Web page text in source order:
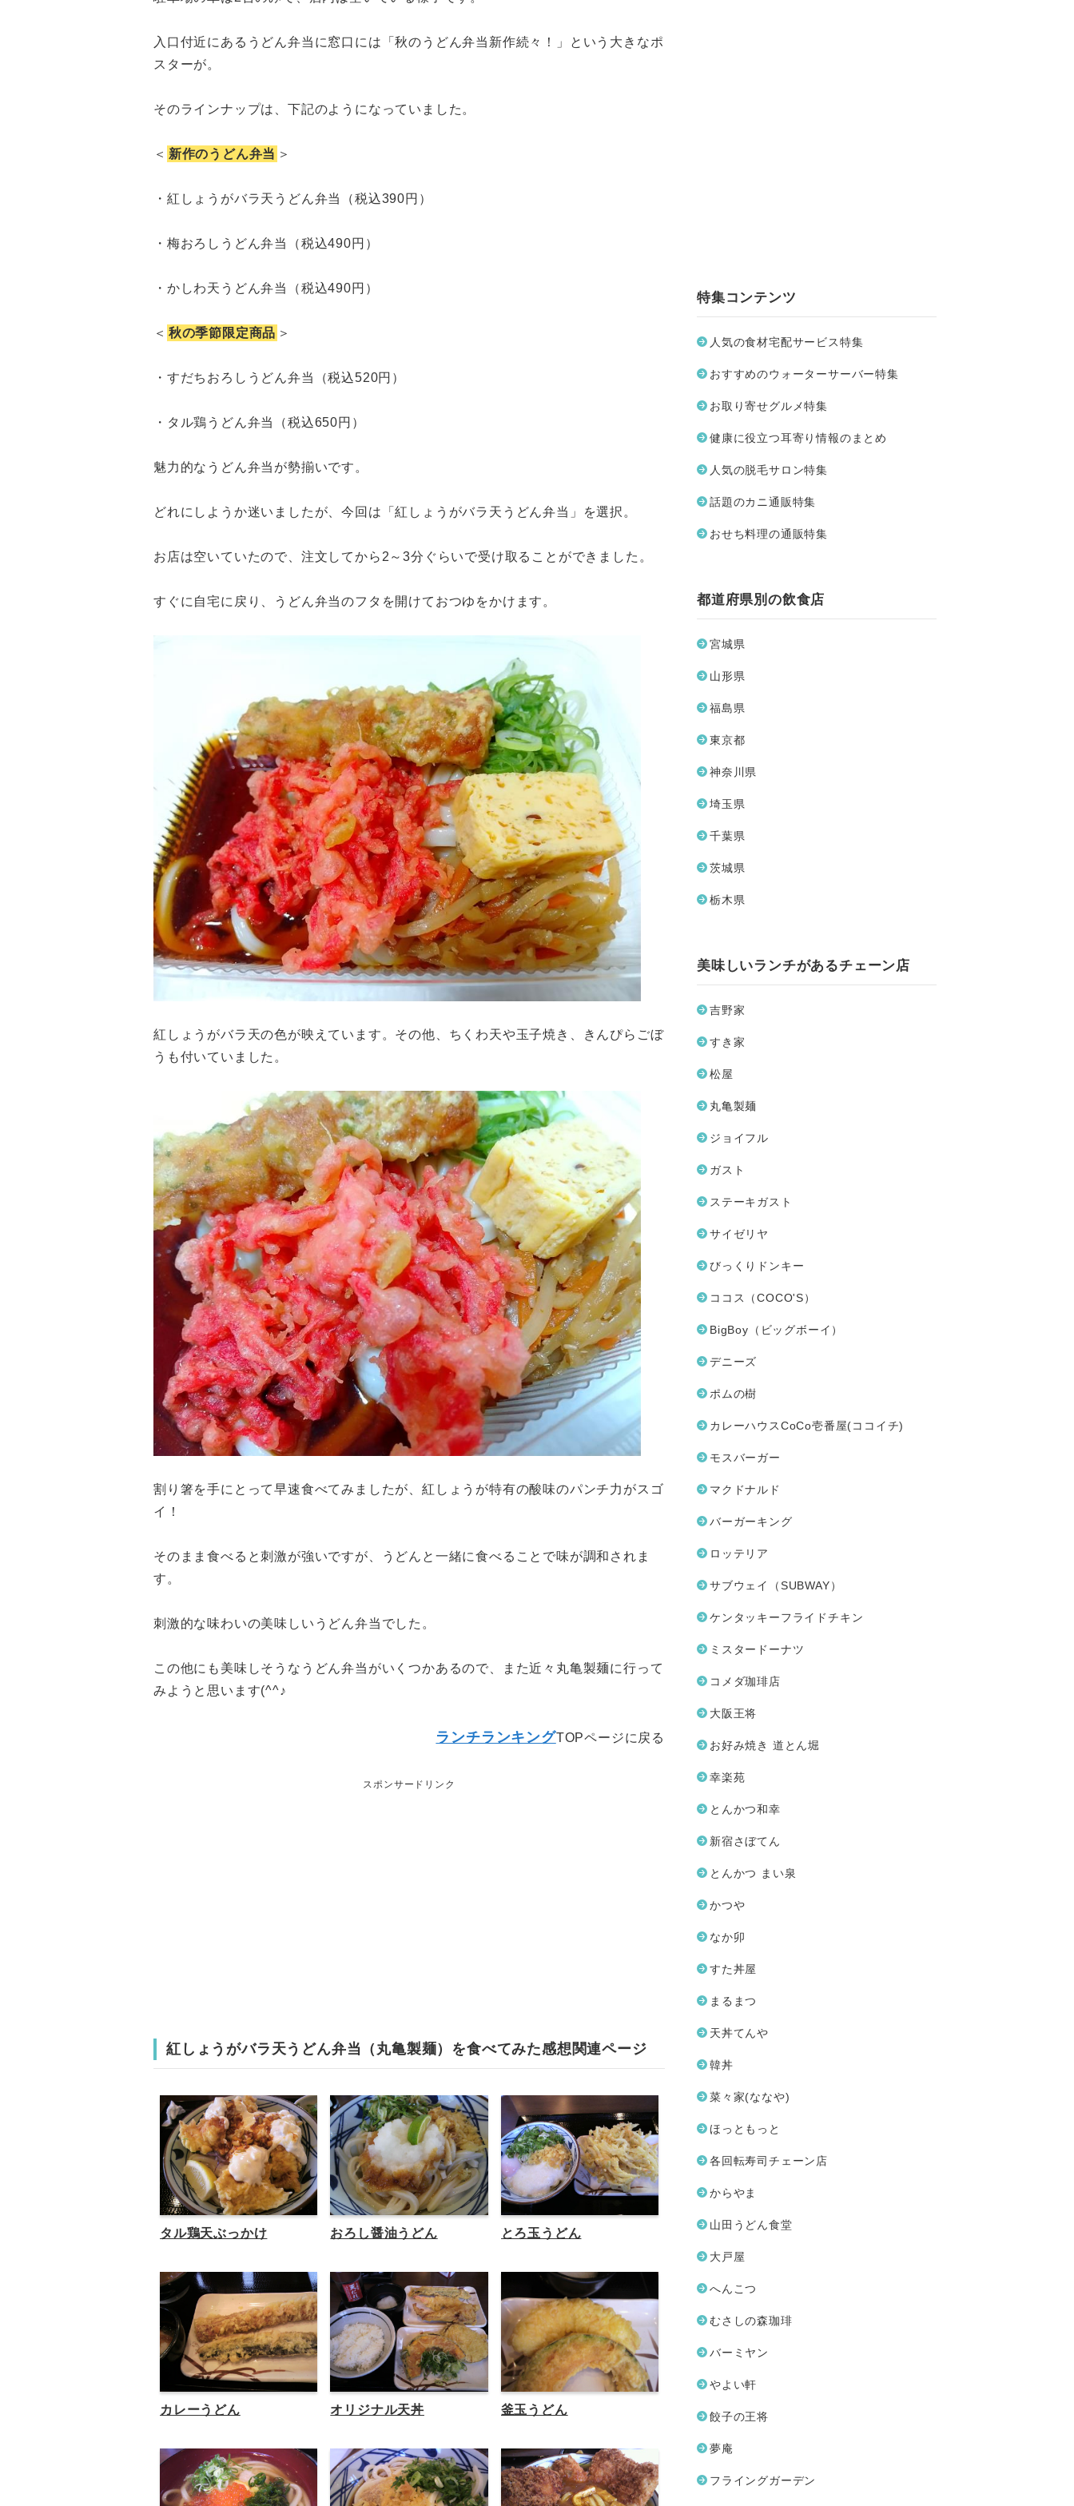
入口付近にあるうどん弁当に窓口には「秋のうどん弁当新作続々！」という大きなポ
スターが。
そのラインナップは、下記のようになっていました。
＜ 新作のうどん弁当 ＞
・紅しょうがバラ天うどん弁当（税込390円）
・梅おろしうどん弁当（税込490円）
・かしわ天うどん弁当（税込490円）
＜ 秋の季節限定商品 ＞
・すだちおろしうどん弁当（税込520円）
・タル鶏うどん弁当（税込650円）
魅力的なうどん弁当が勢揃いです。
どれにしようか迷いましたが、今回は「紅しょうがバラ天うどん弁当」を選択。
お店は空いていたので、注文してから2～3分ぐらいで受け取ることができました。
すぐに自宅に戻り、うどん弁当のフタを開けておつゆをかけます。
紅しょうがバラ天の色が映えています。その他、ちくわ天や玉子焼き、きんぴらごぼ
うも付いていました。
割り箸を手にとって早速食べてみましたが、紅しょうが特有の酸味のパンチ力がスゴ
イ！
そのまま食べると刺激が強いですが、うどんと一緒に食べることで味が調和されま
す。
刺激的な味わいの美味しいうどん弁当でした。
この他にも美味しそうなうどん弁当がいくつかあるので、また近々丸亀製麺に行って
みようと思います(^^♪
ランチランキングTOPページに戻る
スポンサードリンク
紅しょうがバラ天うどん弁当（丸亀製麺）を食べてみた感想関連ページ
タル鶏天ぶっかけ おろし醤油うどん とろ玉うどん
カレーうどん オリジナル天丼 釜玉うどん
特集コンテンツ
人気の食材宅配サービス特集
おすすめのウォーターサーバー特集
お取り寄せグルメ特集
健康に役立つ耳寄り情報のまとめ
人気の脱毛サロン特集
話題のカニ通販特集
おせち料理の通販特集
都道府県別の飲食店
宮城県
山形県
福島県
東京都
神奈川県
埼玉県
千葉県
茨城県
栃木県
美味しいランチがあるチェーン店
吉野家
すき家
松屋
丸亀製麺
ジョイフル
ガスト
ステーキガスト
サイゼリヤ
びっくりドンキー
ココス（COCO'S）
BigBoy（ビッグボーイ）
デニーズ
ポムの樹
カレーハウスCoCo壱番屋(ココイチ)
モスバーガー
マクドナルド
バーガーキング
ロッテリア
サブウェイ（SUBWAY）
ケンタッキーフライドチキン
ミスタードーナツ
コメダ珈琲店
大阪王将
お好み焼き 道とん堀
幸楽苑
とんかつ和幸
新宿さぼてん
とんかつ まい泉
かつや
なか卯
すた丼屋
まるまつ
天丼てんや
韓丼
菜々家(ななや)
ほっともっと
各回転寿司チェーン店
からやま
山田うどん食堂
大戸屋
へんこつ
むさしの森珈琲
バーミヤン
やよい軒
餃子の王将
夢庵
フライングガーデン